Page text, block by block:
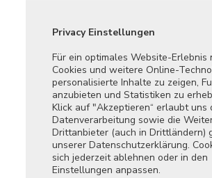
+41
Telefon
9 von 9 verbleibende(s) Zeichen
Persönliches Beratungsgespräch
Datenschutzrichtliniegelesen und
Privacy Einstellungen
Für ein optimales Website-Erlebnis
Cookies und weitere Online-
personalisierte Inhalte zu zeigen,
anzubieten und Statistiken zu
Klick auf "Akzeptieren“ erlaubt uns
Datenverarbeitung sowie die
Drittanbieter (auch in Drittländern)
unserer Datenschutzerklärung.
sich jederzeit ablehnen oder in den
Einstellungen anpassen.